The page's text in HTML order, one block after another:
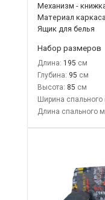
Механизм -
Материал
Ящик для белья
Набор размеров
Длина: 195
Глубина: 95
Высота: 85
Ширина спального
Длина спального